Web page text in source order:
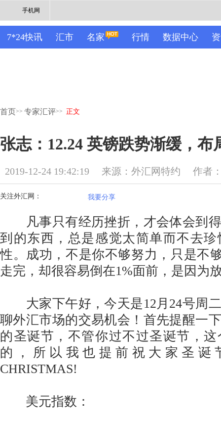
手机网
7*24快讯 汇市 名家 行情 数据中心
首页>> 专家汇评>> 正文
张志：12.24 英镑跌势渐缓，布
2019-12-24 19:42:19 来源：外汇网特约 作者
关注外汇网： 我要分享
凡事只有经历挫折，才会体会到得
到的东西，总是感觉太简单而不去
性。成功，不是你不够努力，只是不
走完，却很容易倒在1%面前，是因为
大家下午好，今天是12月24号周
聊外汇市场的交易机会！首先提醒一
的圣诞节，不管你过不过圣诞节，
的，所以我也提前祝大家圣诞
CHRISTMAS!
美元指数：